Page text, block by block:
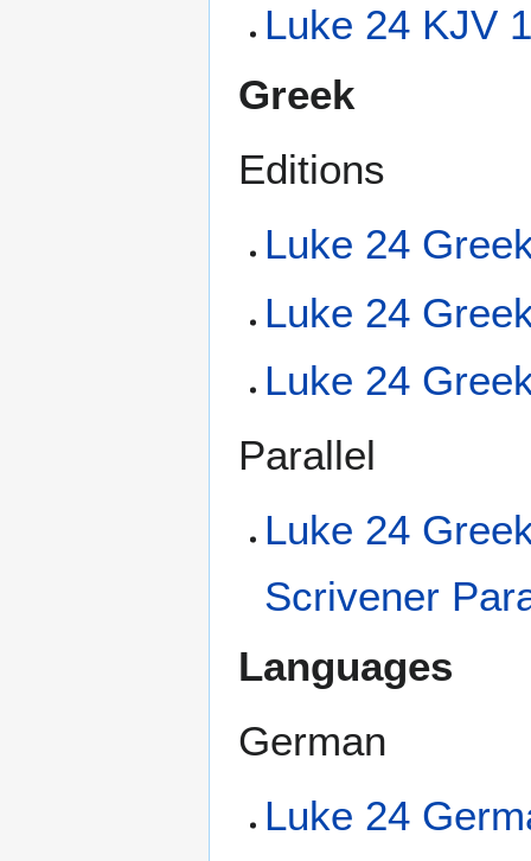
Luke 24 KJV
Greek
Editions
Luke 24
Luke 24
Luke 24
Parallel
Luke 24
Scrivener
Languages
German
Luke 24